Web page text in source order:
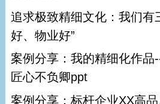
追求极致精细文化：我们有
好、物业好”
案例分享：我的精细化作品
匠心不负卿ppt
案例分享：标杆企业XX高